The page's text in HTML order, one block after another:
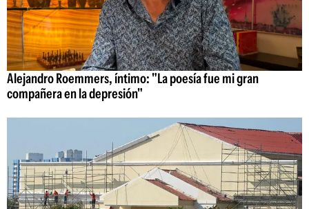
Alejandro Roemmers, íntimo: "La poesía fue mi gran
compañera en la depresión"